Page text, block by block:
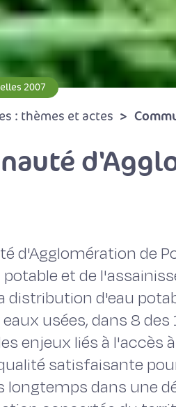
2007
: thèmes et actes
d'Agglomération de
et de
distribution d'eau
usées, dans 8 des
enjeux liés à l'accès
satisfaisante
longtemps dans une